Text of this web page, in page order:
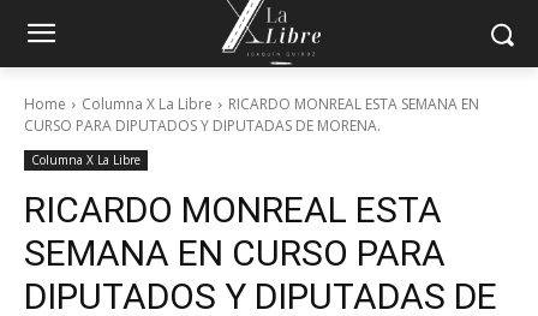
Home Columna X La Libre
RICARDO MONREAL ESTA SEMANA EN
CURSO PARA DIPUTADOS Y DIPUTADAS DE MORENA.
Columna X La Libre
RICARDO MONREAL ESTA
SEMANA EN CURSO PARA
DIPUTADOS Y DIPUTADAS DE